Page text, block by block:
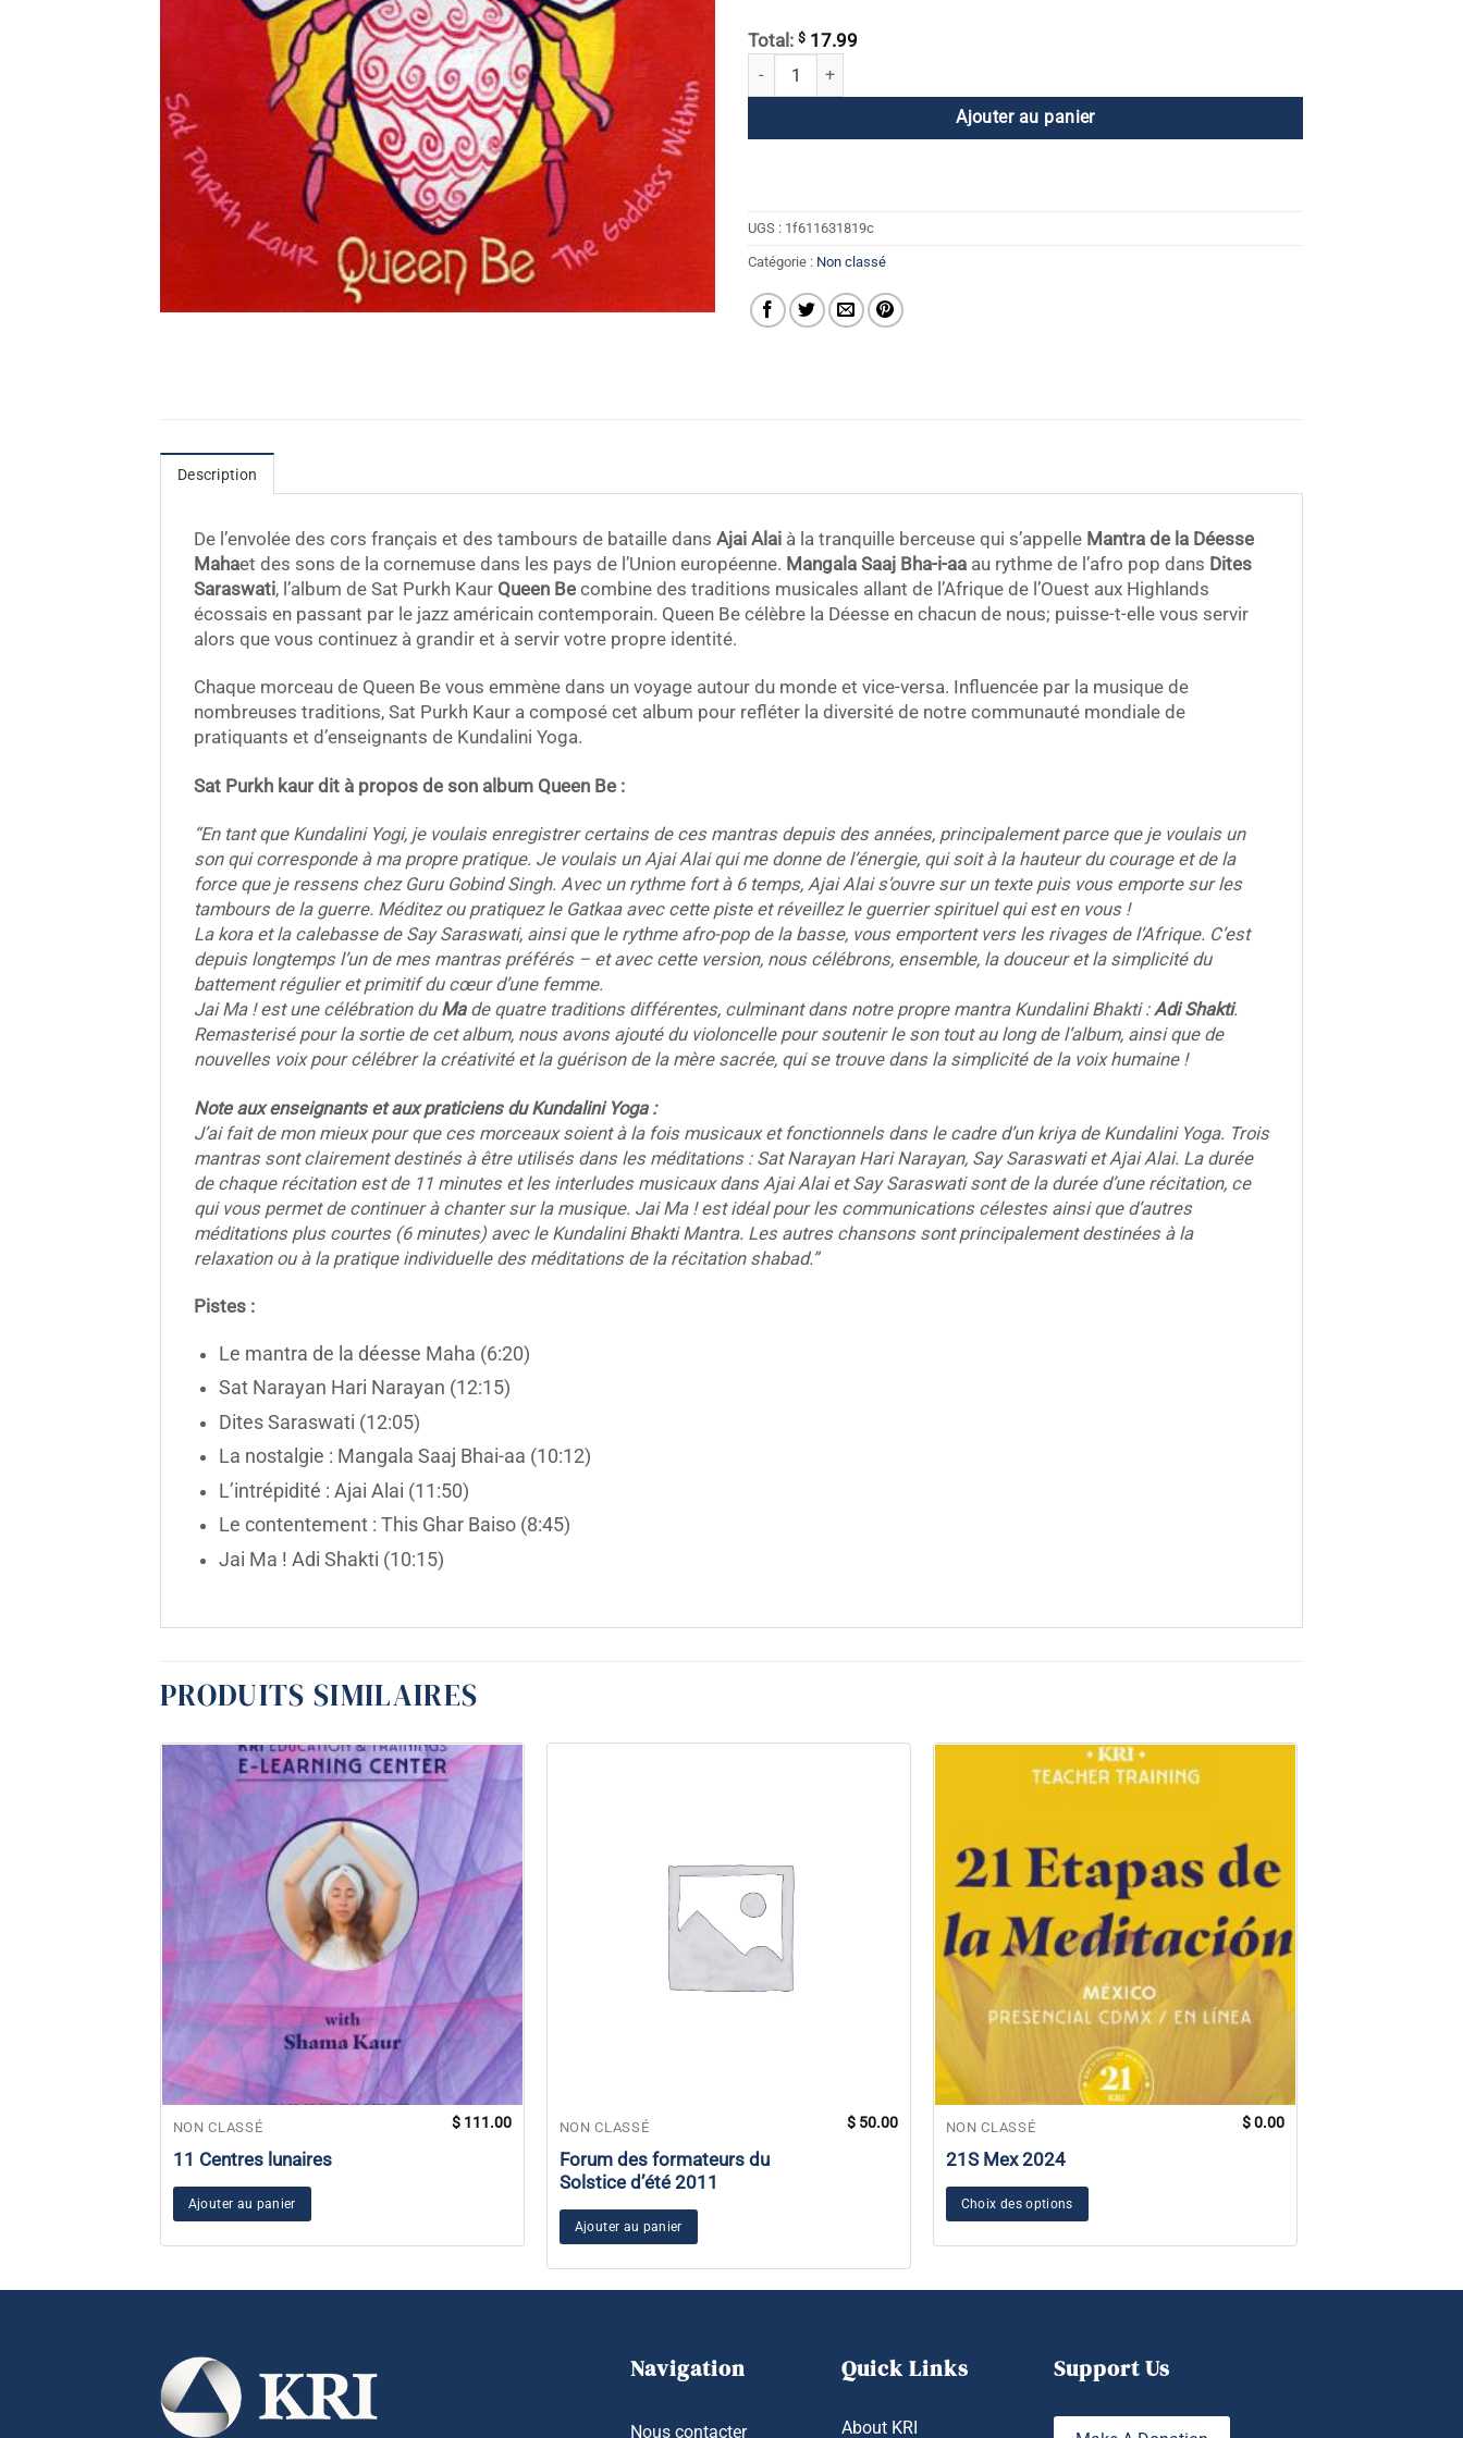
Total: $ 17.99
quantité de Queen Be
Ajouter au panier
UGS : 1f611631819c
Catégorie : Non classé
Description
De l’envolée des cors français et des tambours de bataille dans Ajai Alai à la tranquille berceuse qui s’appelle Mantra de la Déesse
Mahaet des sons de la cornemuse dans les pays de l’Union européenne. Mangala Saaj Bha-i-aa au rythme de l’afro pop dans Dites
Saraswati, l’album de Sat Purkh Kaur Queen Be combine des traditions musicales allant de l’Afrique de l’Ouest aux Highlands
écossais en passant par le jazz américain contemporain. Queen Be célèbre la Déesse en chacun de nous; puisse-t-elle vous servir
alors que vous continuez à grandir et à servir votre propre identité.
Chaque morceau de Queen Be vous emmène dans un voyage autour du monde et vice-versa. Influencée par la musique de
nombreuses traditions, Sat Purkh Kaur a composé cet album pour refléter la diversité de notre communauté mondiale de
pratiquants et d’enseignants de Kundalini Yoga.
Sat Purkh kaur dit à propos de son album Queen Be :
“En tant que Kundalini Yogi, je voulais enregistrer certains de ces mantras depuis des années, principalement parce que je voulais un
son qui corresponde à ma propre pratique. Je voulais un Ajai Alai qui me donne de l’énergie, qui soit à la hauteur du courage et de la
force que je ressens chez Guru Gobind Singh. Avec un rythme fort à 6 temps, Ajai Alai s’ouvre sur un texte puis vous emporte sur les
tambours de la guerre. Méditez ou pratiquez le Gatkaa avec cette piste et réveillez le guerrier spirituel qui est en vous !
La kora et la calebasse de Say Saraswati, ainsi que le rythme afro-pop de la basse, vous emportent vers les rivages de l’Afrique. C’est
depuis longtemps l’un de mes mantras préférés – et avec cette version, nous célébrons, ensemble, la douceur et la simplicité du
battement régulier et primitif du cœur d’une femme.
Jai Ma ! est une célébration du Made quatre traditions différentes, culminant dans notre propre mantra Kundalini Bhakti :Adi Shakti.
Remasterisé pour la sortie de cet album, nous avons ajouté du violoncelle pour soutenir le son tout au long de l’album, ainsi que de
nouvelles voix pour célébrer la créativité et la guérison de la mère sacrée, qui se trouve dans la simplicité de la voix humaine !
Note aux enseignants et aux praticiens du Kundalini Yoga :
J’ai fait de mon mieux pour que ces morceaux soient à la fois musicaux et fonctionnels dans le cadre d’un kriya de Kundalini Yoga. Trois
mantras sont clairement destinés à être utilisés dans les méditations : Sat Narayan Hari Narayan, Say Saraswati et Ajai Alai. La durée
de chaque récitation est de 11 minutes et les interludes musicaux dans Ajai Alai et Say Saraswati sont de la durée d’une récitation, ce
qui vous permet de continuer à chanter sur la musique. Jai Ma ! est idéal pour les communications célestes ainsi que d’autres
méditations plus courtes (6 minutes) avec le Kundalini Bhakti Mantra. Les autres chansons sont principalement destinées à la
relaxation ou à la pratique individuelle des méditations de la récitation shabad.”
Pistes :
Le mantra de la déesse Maha (6:20)
Sat Narayan Hari Narayan (12:15)
Dites Saraswati (12:05)
La nostalgie : Mangala Saaj Bhai-aa (10:12)
L’intrépidité : Ajai Alai (11:50)
Le contentement : This Ghar Baiso (8:45)
Jai Ma ! Adi Shakti (10:15)
PRODUITS SIMILAIRES
NON CLASSÉ
11 Centres lunaires
$ 111.00
Ajouter au panier
NON CLASSÉ
Forum des formateurs du
Solstice d’été 2011
$ 50.00
Ajouter au panier
NON CLASSÉ
21S Mex 2024
$0.00
Choix des options
Navigation
Nous contacter
Quick Links
About KRI
Support Us